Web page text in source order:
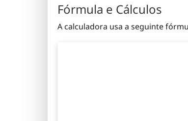
Fórmula e Cálculos
A calculadora usa a seguinte